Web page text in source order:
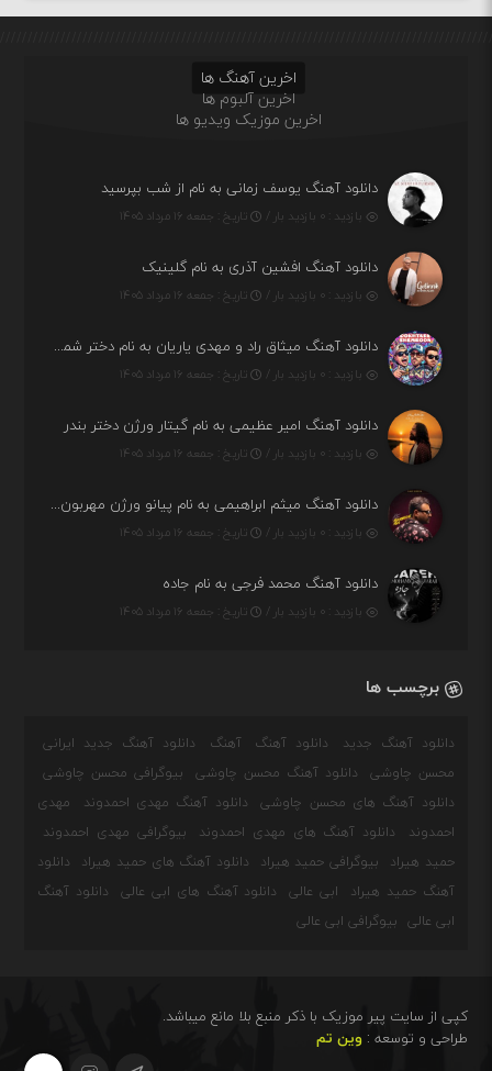
اخرین آهنگ ها
اخرین آلبوم ها
اخرین موزیک ویدیو ها
دانلود آهنگ یوسف زمانی به نام از شب بپرسید
بازدید : ۰ بازدید بار / تاریخ : جمعه ۱۶ مرداد ۱۴۰۵
دانلود آهنگ افشین آذری به نام گلینیک
بازدید : ۰ بازدید بار / تاریخ : جمعه ۱۶ مرداد ۱۴۰۵
دانلود آهنگ میثاق راد و مهدی یاریان به نام دختر شمرون
بازدید : ۰ بازدید بار / تاریخ : جمعه ۱۶ مرداد ۱۴۰۵
دانلود آهنگ امیر عظیمی به نام گیتار ورژن دختر بندر
بازدید : ۰ بازدید بار / تاریخ : جمعه ۱۶ مرداد ۱۴۰۵
دانلود آهنگ میثم ابراهیمی به نام پیانو ورژن مهربون من
بازدید : ۰ بازدید بار / تاریخ : جمعه ۱۶ مرداد ۱۴۰۵
دانلود آهنگ محمد فرجی به نام جاده
بازدید : ۰ بازدید بار / تاریخ : جمعه ۱۶ مرداد ۱۴۰۵
برچسب ها
دانلود آهنگ جدید دانلود آهنگ آهنگ
دانلود آهنگ جدید ایرانی
محسن چاوشی
دانلود آهنگ محسن چاوشی
بیوگرافی محسن چاوشی
دانلود آهنگ های محسن چاوشی
دانلود آهنگ مهدی احمدوند
مهدی
احمدوند
دانلود آهنگ های مهدی احمدوند
بیوگرافی مهدی احمدوند
حمید هیراد
بیوگرافی حمید هیراد دانلود آهنگ های حمید هیراد
دانلود
آهنگ حمید هیراد
ابی عالی دانلود آهنگ های ابی عالی
دانلود آهنگ
ابی عالی
بیوگرافی ابی عالی
کپی از سایت پیر موزیک با ذکر منبع بلا مانع میباشد.
طراحی و توسعه :وین تم